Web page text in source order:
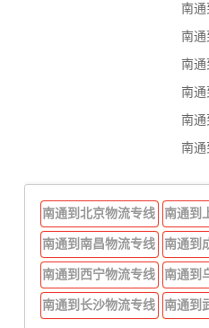
南通
南通
南通
南通
南通
南通
南通到北京物流专线 南通到
南通到南昌物流专线 南通到
南通到西宁物流专线
南通到长沙物流专线 南通到